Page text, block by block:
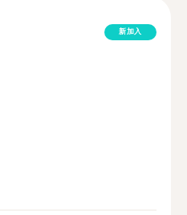
新加入